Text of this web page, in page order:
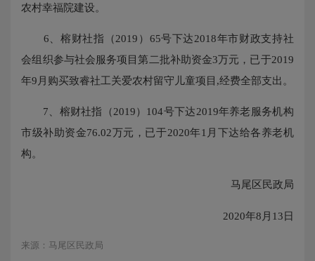
农村幸福院建设。
6、榕财社指（2019）65号下达2018年市财政支持社
会组织参与社会服务项目第二批补助资金3万元，已于2019
年9月购买致睿社工关爱农村留守儿童项目,经费全部支出。
7、榕财社指（2019）104号下达2019年养老服务机构
市级补助资金76.02万元，已于2020年1月下达给各养老机
构。
马尾区民政局
2020年8月13日
来源：马尾区民政局